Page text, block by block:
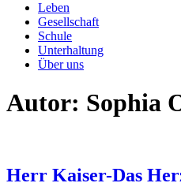
Leben
Gesellschaft
Schule
Unterhaltung
Über uns
Autor: Sophia
Herr Kaiser-Das